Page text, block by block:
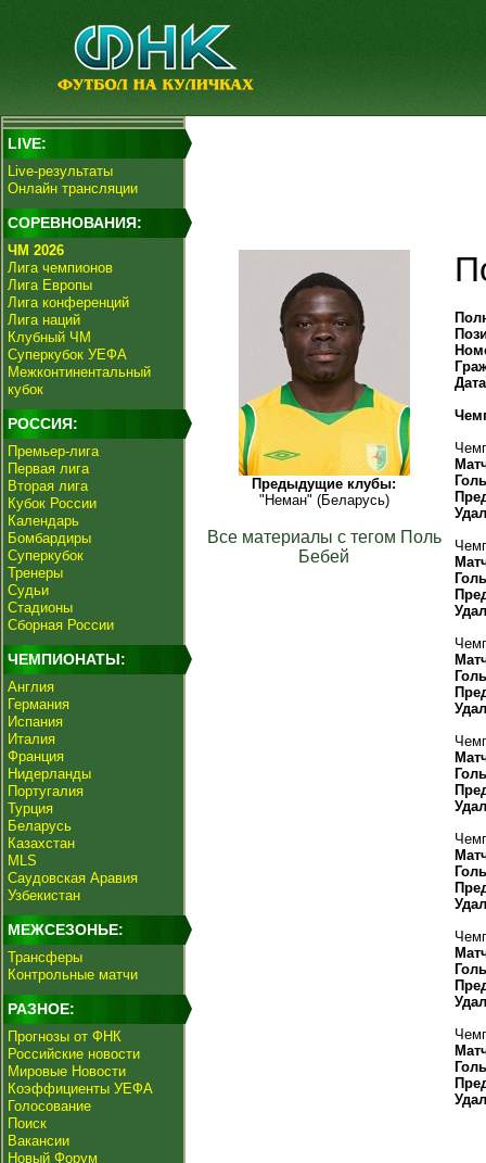
LIVE:
Live-результаты
Онлайн трансляции
СОРЕВНОВАНИЯ:
ЧМ 2026
Лига чемпионов
Лига Европы
Лига конференций
Лига наций
Клубный ЧМ
Суперкубок УЕФА
Межконтинентальный
кубок
РОССИЯ:
Премьер-лига
Первая лига
Вторая лига
Кубок России
Календарь
Бомбардиры
Суперкубок
Тренеры
Судьи
Стадионы
Сборная России
ЧЕМПИОНАТЫ:
Англия
Германия
Испания
Италия
Франция
Нидерланды
Португалия
Турция
Беларусь
Казахстан
MLS
Саудовская Аравия
Узбекистан
МЕЖСЕЗОНЬЕ:
Трансферы
Контрольные матчи
РАЗНОЕ:
Прогнозы от ФНК
Российские новости
Мировые Новости
Коэффициенты УЕФА
Голосование
Поиск
Вакансии
Новый Форум
Предыдущие клубы:
"Неман" (Беларусь)
Все материалы с тегом Поль
Бебей